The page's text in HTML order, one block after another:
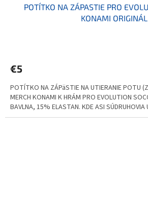
POTÍTKO NA ZÁPASTIE PRO
KONAMI ORIGINÁL
€5
POTÍTKO NA ZÁPäSTIE NA UTIERANIE POTU
MERCH KONAMI K HRÁM PRO EVOLUTION
BAVLNA, 15% ELASTAN. KDE ASI SÚDRUHOVIA